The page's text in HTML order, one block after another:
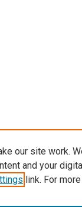
our site work.
and your
link. For